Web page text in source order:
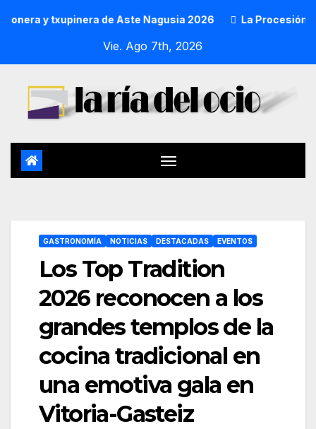
txupinera de Aste Nagusia 2026 La Procesión Náutica
Vie. Ago 7th, 2026
GASTRONOMÍA NOTICIAS DESTACADAS EVENTOS
Los Top Tradition
2026 reconocen a los
grandes templos de la
cocina tradicional en
una emotiva gala en
Vitoria-Gasteiz